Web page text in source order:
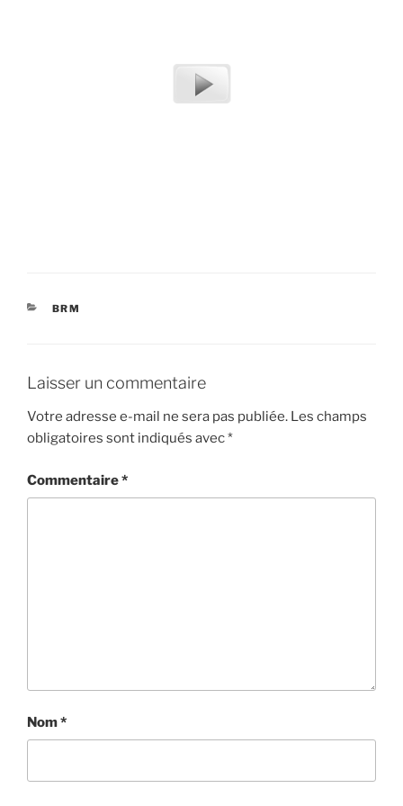
CATÉGORIES
BRM
Laisser un commentaire
Votre adresse e-mail ne sera pas publiée. Les champs
obligatoires sont indiqués avec*
Commentaire*
Nom*